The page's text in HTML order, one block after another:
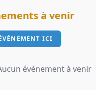
à venir
ICI
événement à venir